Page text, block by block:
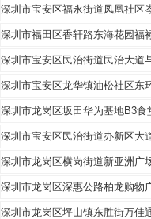
深圳市宝安区福永街道凤凰社区
深圳市福田区香轩路东海花园福
深圳市宝安区民治街道民治大道
深圳市宝安区龙华镇油松社区东
深圳市龙岗区坂田华为基地
深圳市宝安区民治街道办新
深圳市龙岗区横岗街道新亚
深圳市龙岗区深惠公路柏龙
深圳市龙岗区坪山镇东胜街